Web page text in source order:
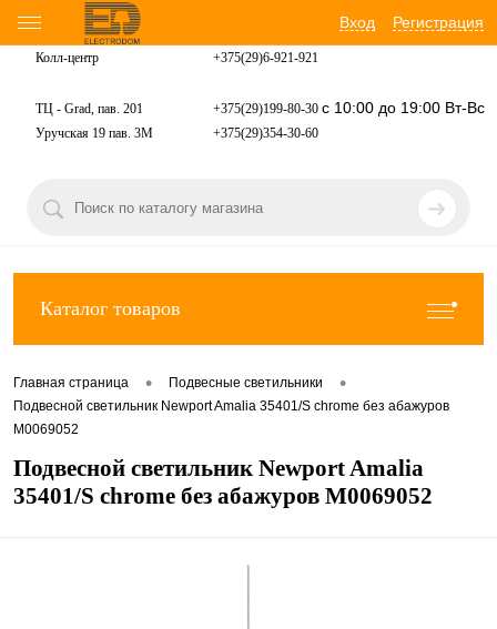
Вход Регистрация
Колл-центр +375(29)6-921-921
ТЦ - Grad, пав. 201 +375(29)199-80-30 с 10:00 до 19:00 Вт-Вс
Уручская 19 пав. 3М +375(29)354-30-60
Каталог товаров
Главная страница • Подвесные светильники •
Подвесной светильник Newport Amalia 35401/S chrome без абажуров
М0069052
Подвесной светильник Newport Amalia
35401/S chrome без абажуров М0069052